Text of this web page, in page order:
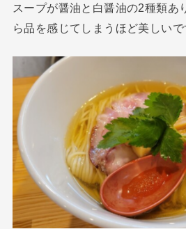
スープが醤油と白醤油の2種類あ
ら品を感じてしまうほど美しいで